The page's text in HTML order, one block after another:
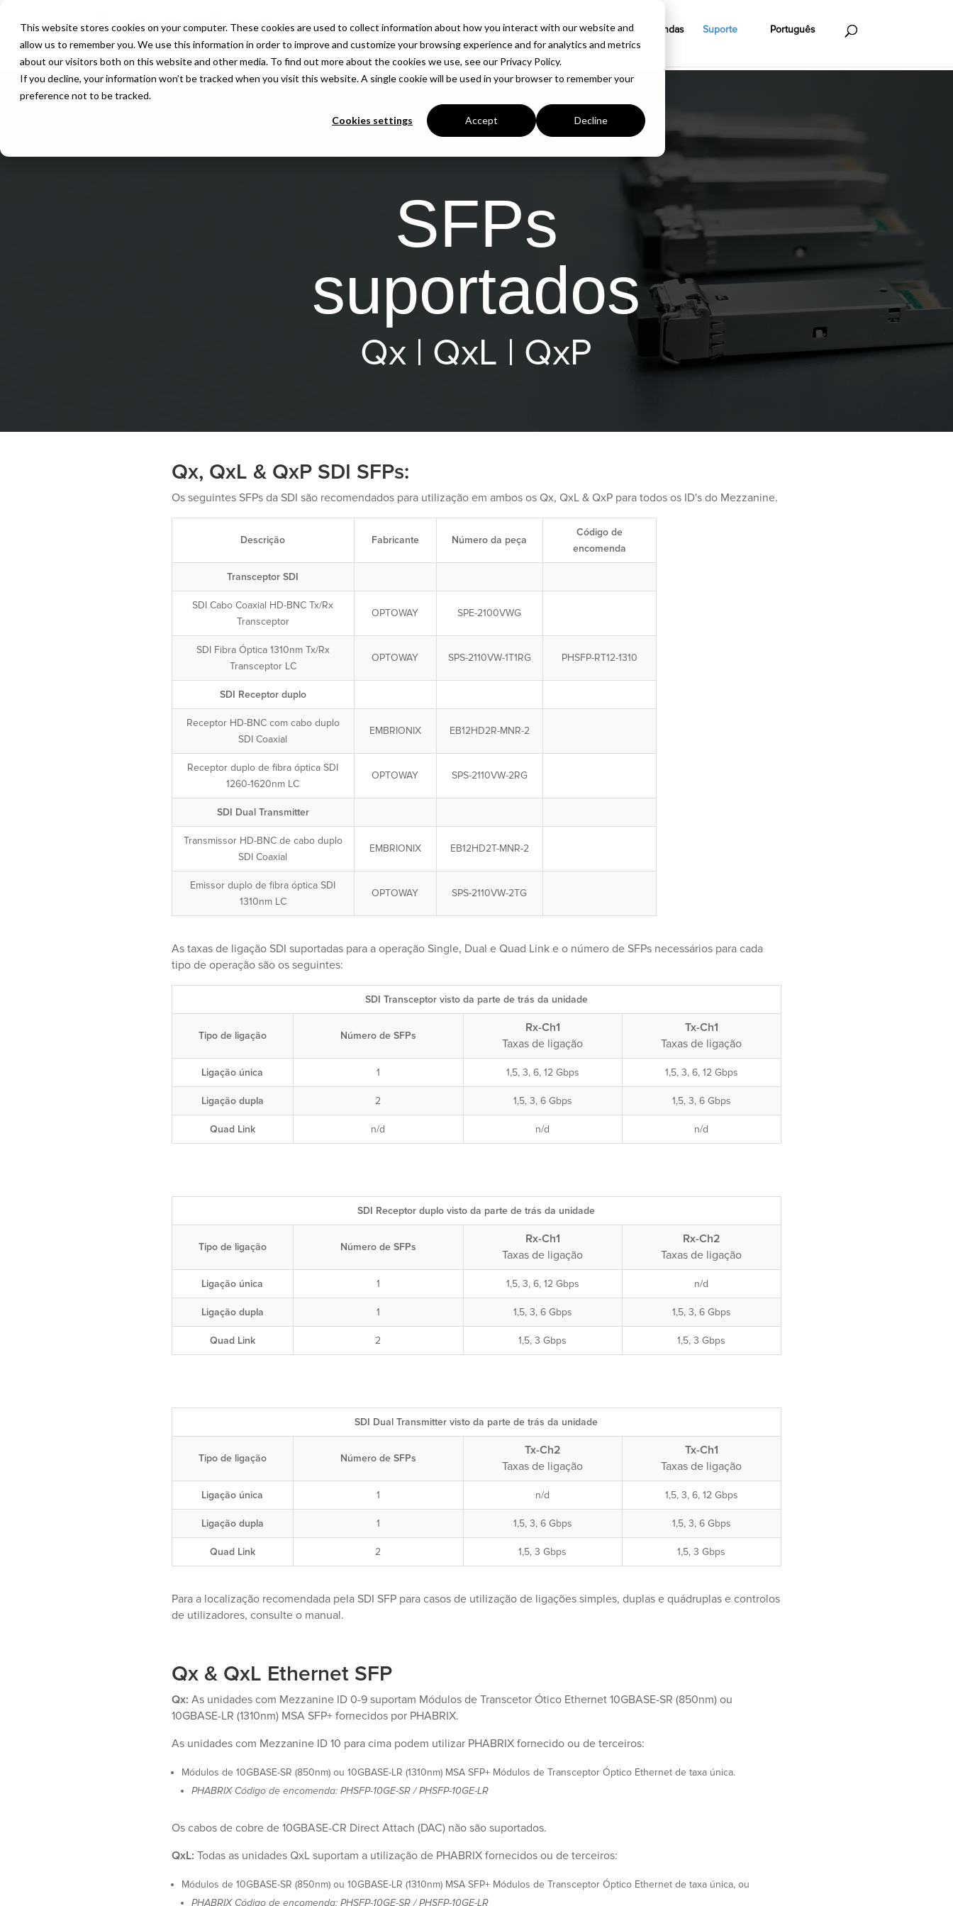
This website stores cookies on your computer. These cookies are used to collect information about how you interact with our website and
allow us to remember you. We use this information in order to improve and customize your browsing experience and for analytics and metrics
about our visitors both on this website and other media. To find out more about the cookies we use, see our Privacy Policy.
If you decline, your information won’t be tracked when you visit this website. A single cookie will be used in your browser to remember your
preference not to be tracked.
Cookies settings Accept Decline
Produtos Soluções Empresa Insights Vendas Suporte Português
SFPs
suportados
Qx | QxL | QxP
Qx, QxL & QxP SDI SFPs:
Os seguintes SFPs da SDI são recomendados para utilização em ambos os Qx, QxL & QxP para todos os ID's do Mezzanine.
Descrição Fabricante Número da peça
Código de
encomenda
Transceptor SDI
SDI Cabo Coaxial HD-BNC Tx/Rx
Transceptor
OPTOWAY SPE-2100VWG
SDI Fibra Óptica 1310nm Tx/Rx
Transceptor LC
OPTOWAY SPS-2110VW-1T1RG PHSFP-RT12-1310
SDI Receptor duplo
Receptor HD-BNC com cabo duplo
SDI Coaxial
EMBRIONIX EB12HD2R-MNR-2
Receptor duplo de fibra óptica SDI
1260-1620nm LC
OPTOWAY SPS-2110VW-2RG
SDI Dual Transmitter
Transmissor HD-BNC de cabo duplo
SDI Coaxial
EMBRIONIX EB12HD2T-MNR-2
Emissor duplo de fibra óptica SDI
1310nm LC
OPTOWAY SPS-2110VW-2TG
As taxas de ligação SDI suportadas para a operação Single, Dual e Quad Link e o número de SFPs necessários para cada
tipo de operação são os seguintes:
SDI Transceptor visto da parte de trás da unidade
Tipo de ligação Número de SFPs
Rx-Ch1
Taxas de ligação
Tx-Ch1
Taxas de ligação
Ligação única 1 1,5, 3, 6, 12 Gbps 1,5, 3, 6, 12 Gbps
Ligação dupla 2 1,5, 3, 6 Gbps 1,5, 3, 6 Gbps
Quad Link n/d n/d n/d
SDI Receptor duplo visto da parte de trás da unidade
Tipo de ligação Número de SFPs
Rx-Ch1
Taxas de ligação
Rx-Ch2
Taxas de ligação
Ligação única 1 1,5, 3, 6, 12 Gbps n/d
Ligação dupla 1 1,5, 3, 6 Gbps 1,5, 3, 6 Gbps
Quad Link 2 1,5, 3 Gbps 1,5, 3 Gbps
SDI Dual Transmitter visto da parte de trás da unidade
Tipo de ligação Número de SFPs
Tx-Ch2
Taxas de ligação
Tx-Ch1
Taxas de ligação
Ligação única 1 n/d 1,5, 3, 6, 12 Gbps
Ligação dupla 1 1,5, 3, 6 Gbps 1,5, 3, 6 Gbps
Quad Link 2 1,5, 3 Gbps 1,5, 3 Gbps
Para a localização recomendada pela SDI SFP para casos de utilização de ligações simples, duplas e quádruplas e controlos
de utilizadores, consulte o manual.
Qx & QxL Ethernet SFP
Qx: As unidades com Mezzanine ID 0-9 suportam Módulos de Transcetor Ótico Ethernet 10GBASE-SR (850nm) ou
10GBASE-LR (1310nm) MSA SFP+ fornecidos por PHABRIX.
As unidades com Mezzanine ID 10 para cima podem utilizar PHABRIX fornecido ou de terceiros:
Módulos de 10GBASE-SR (850nm) ou 10GBASE-LR (1310nm) MSA SFP+ Módulos de Transceptor Óptico Ethernet de taxa única.
PHABRIX Código de encomenda: PHSFP-10GE-SR / PHSFP-10GE-LR
Os cabos de cobre de 10GBASE-CR Direct Attach (DAC) não são suportados.
QxL: Todas as unidades QxL suportam a utilização de PHABRIX fornecidos ou de terceiros:
Módulos de 10GBASE-SR (850nm) ou 10GBASE-LR (1310nm) MSA SFP+ Módulos de Transceptor Óptico Ethernet de taxa única, ou
PHABRIX Código de encomenda: PHSFP-10GE-SR / PHSFP-10GE-LR